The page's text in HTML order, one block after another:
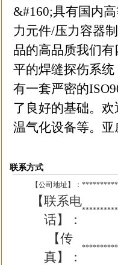
&#160;具有国内
力元件/压力容器
品的高品质我们
平的焊缝探伤系
有一套严密的
了良好的基础。
温气化设备等。
联系方式
【公司地址】： **********
【联系电
话】：
**********
【传
真】：
**********